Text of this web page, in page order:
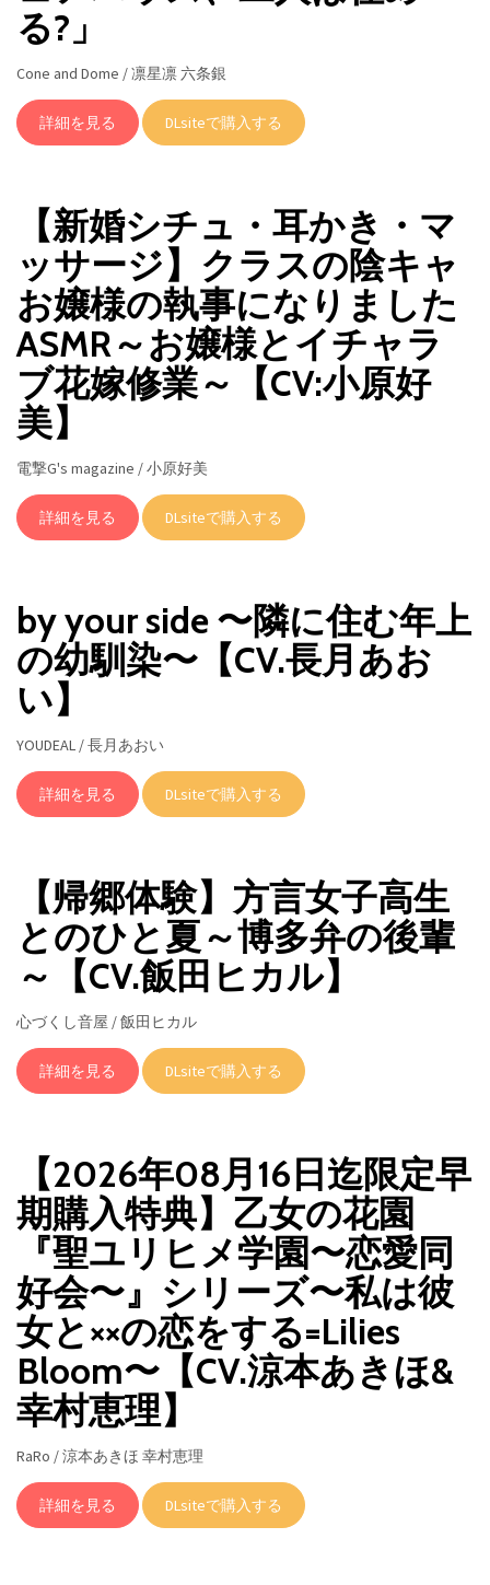
る?」
Cone and Dome / 凛星凛 六条銀
詳細を見る DLsiteで購入する
【新婚シチュ・耳かき・マ
ッサージ】クラスの陰キャ
お嬢様の執事になりました
ASMR～お嬢様とイチャラ
ブ花嫁修業～【CV:小原好
美】
電撃G's magazine / 小原好美
詳細を見る DLsiteで購入する
by your side 〜隣に住む年上
の幼馴染〜【CV.長月あお
い】
YOUDEAL / 長月あおい
詳細を見る DLsiteで購入する
【帰郷体験】方言女子高生
とのひと夏～博多弁の後輩
～【CV.飯田ヒカル】
心づくし音屋 / 飯田ヒカル
詳細を見る DLsiteで購入する
【2026年08月16日迄限定早
期購入特典】乙女の花園
『聖ユリヒメ学園〜恋愛同
好会〜』シリーズ〜私は彼
女と××の恋をする=Lilies
Bloom〜【CV.涼本あきほ&
幸村恵理】
RaRo / 涼本あきほ 幸村恵理
詳細を見る DLsiteで購入する